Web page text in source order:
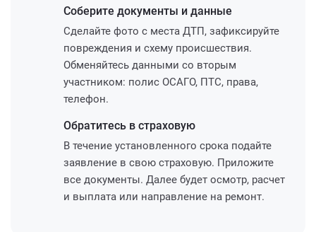
Соберите документы и данные
Сделайте фото с места ДТП, зафиксируйте
повреждения и схему происшествия.
Обменяйтесь данными со вторым
участником: полис ОСАГО, ПТС, права,
телефон.
Обратитесь в страховую
В течение установленного срока подайте
заявление в свою страховую. Приложите
все документы. Далее будет осмотр, расчет
и выплата или направление на ремонт.